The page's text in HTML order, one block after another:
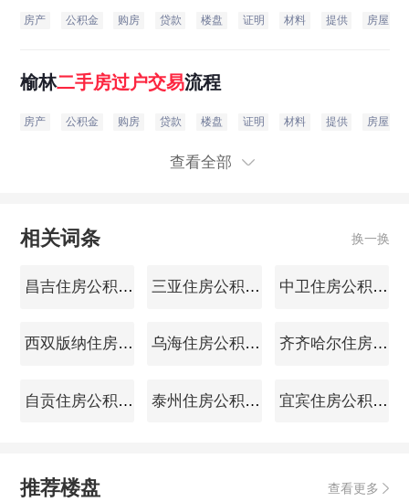
房产 公积金 购房 贷款 楼盘 证明 材料 提供 房屋
榆林二手房过户交易流程
房产 公积金 购房 贷款 楼盘 证明 材料 提供 房屋
查看全部
相关词条 换一换
昌吉住房公积金查询 三亚住房公积金查询 中卫住房公积金查询
西双版纳住房公积金查询 乌海住房公积金查询 齐齐哈尔住房公积金查询
自贡住房公积金查询 泰州住房公积金查询 宜宾住房公积金查询
推荐楼盘 查看更多